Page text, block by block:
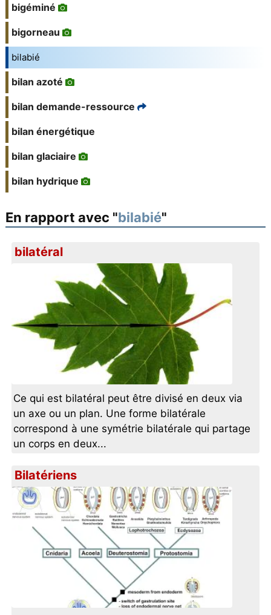
bigéminé
bigorneau
bilabié
bilan azoté
bilan demande-ressource
bilan énergétique
bilan glaciaire
bilan hydrique
En rapport avec "bilabié"
bilatéral
Ce qui est bilatéral peut être divisé en deux via
un axe ou un plan. Une forme bilatérale
correspond à une symétrie bilatérale qui partage
un corps en deux...
Bilatériens